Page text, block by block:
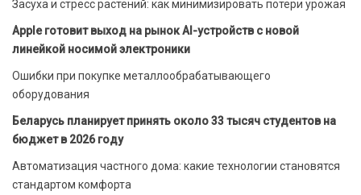
Засуха и стресс растений: как минимизировать потери урожая
Apple готовит выход на рынок AI-устройств с новой
линейкой носимой электроники
Ошибки при покупке металлообрабатывающего
оборудования
Беларусь планирует принять около 33 тысяч студентов на
бюджет в 2026 году
Автоматизация частного дома: какие технологии становятся
стандартом комфорта